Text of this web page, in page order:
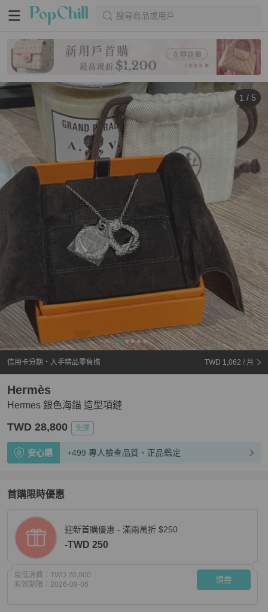
搜尋商品或用戶
1 / 5
信用卡分期・入手精品零負擔 TWD 1,062 / 月
Hermes 銀色海錨 造型項鏈
Hermès
TWD 28,800 免運
安心購 +499 專人檢查品質、正品鑑定
首購限時優惠
迎新首購優惠 - 滿兩萬折 $250
-TWD 250
最低消費： TWD 20,000
有效期限： 2026-09-06 領券